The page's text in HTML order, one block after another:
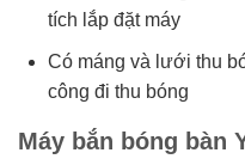
tích lắp đặt máy
Có máng và lưới thu
công đi thu bóng
Máy bắn bóng bàn